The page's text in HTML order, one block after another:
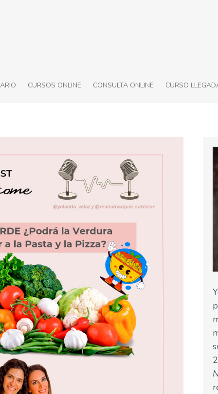
CURSOS ONLINE CONSULTA ONLINE CURSO